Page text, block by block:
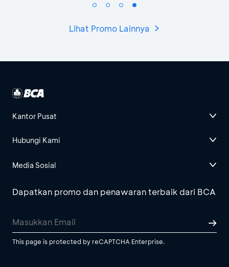
Lihat Promo Lainnya
Kantor Pusat
Hubungi Kami
Media Sosial
Dapatkan promo dan penawaran terbaik dari BCA
This page is protected by reCAPTCHA Enterprise.